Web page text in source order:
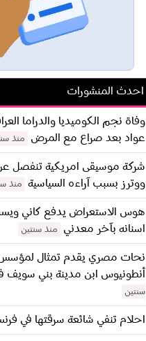
احدث المنشورات
وفاة نجم الكوميديا والدراما
عواد بعد صراع مع المرض
منذ
شركة موسيقى امريكية تنفصل
ووترز بسبب آراءه السياسية
منذ
هوس الاستعراض يدفع كاني
اسنانه بآخر معدني
منذ سنتين
نحات مصري يقدم تمثال لمؤسس
أنطونيوس ابن مدينة بني
سنتين
احلام تنفي شائعة سرقتها في